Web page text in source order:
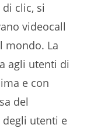
clic, si
videocall
mondo. La
agli utenti di
e con
del
utenti e